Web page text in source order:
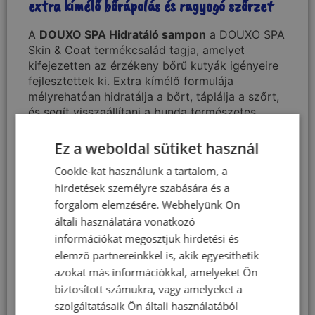
extra kímélő bőrápolás és ragyogó szőrzet
A DOUXO SPA Hidratáló sampon a DOUXO SPA
Skin & Coat termékcsalád tagja, amelyet
kifejezetten az érzékeny bőrű kutyák igényeire
fejlesztettek ki. Extra kímélő formulája
mélyrehatóan hidratálja a bőrt, táplálja a szőrt,
és segít visszaállítani a bunda természetes
Miért válaszd a DOUXO
SPA Hidratáló sampont?
A sampon rendszeres használata segít
megelőzni a bőrszárazságot és a kellemetlen
feszülő érzést. Táplálja és védi a szőrt, így a
bunda puhábbá, fényesebbé és könnyebben
kezelhetővé válik. A formula pH-ja a kutyák
bőréhez igazított, hipoallergén összetételű,
ezért érzékeny bőr esetén is biztonságosan
Ez a weboldal sütiket használ
Cookie-kat használunk a tartalom, a
hirdetések személyre szabására és a
forgalom elemzésére. Webhelyünk Ön
általi használatára vonatkozó
információkat megosztjuk hirdetési és
elemző partnereinkkel is, akik egyesíthetik
azokat más információkkal, amelyeket Ön
biztosított számukra, vagy amelyeket a
szolgáltatásaik Ön általi használatából